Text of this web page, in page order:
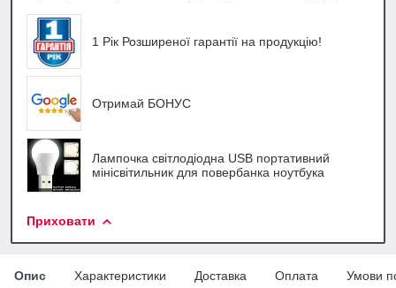
1 Рік Розширеної гарантії на продукцію!
Отримай БОНУС
Лампочка світлодіодна USB портативний
мінісвітильник для повербанка ноутбука
Приховати
Опис Характеристики Доставка Оплата Умови